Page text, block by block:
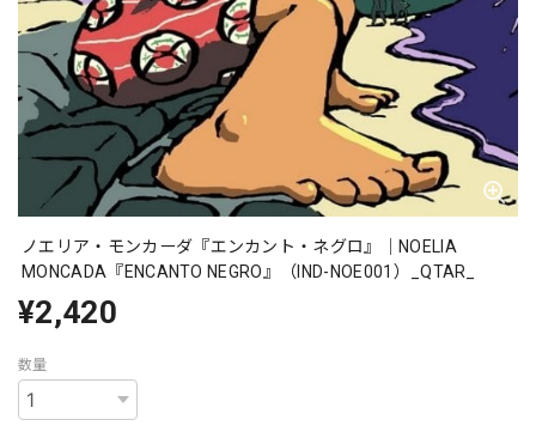
ノエリア・モンカーダ『エンカント・ネグロ』｜NOELIA
MONCADA『ENCANTO NEGRO』（IND-NOE001）_QTAR_
¥2,420
数量